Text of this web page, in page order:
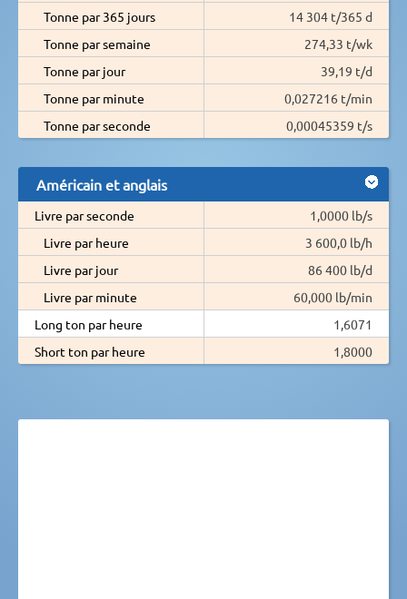
Tonne par 365 jours
14 304 t/365 d
Tonne par semaine
274,33 t/wk
Tonne par jour
39,19 t/d
Tonne par minute
0,027216 t/min
Tonne par seconde
0,00045359 t/s
Américain et anglais
Livre par seconde
1,0000 lb/s
Livre par heure
3 600,0 lb/h
Livre par jour
86 400 lb/d
Livre par minute
60,000 lb/min
Long ton par heure
1,6071
Short ton par heure
1,8000